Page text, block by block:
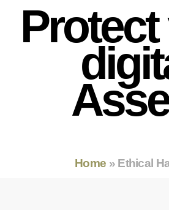
Home » Ethical